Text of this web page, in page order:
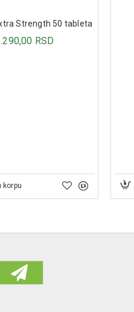
Strength 50 tableta
RSD
korpu